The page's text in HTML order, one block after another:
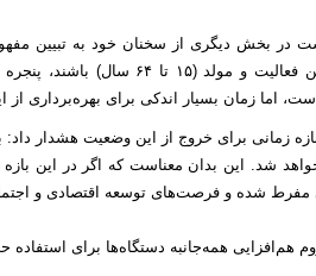
جامعه در سن فعالیت و
اما زمان بسیار اندکی برای بهره‌برداری
شد. این بدان معناست که اگر در این
مفرط شده و فرصت‌های توسعه اقتصادی و
هم‌افزایی همه‌جانبه دستگاه‌ها برای استفاده